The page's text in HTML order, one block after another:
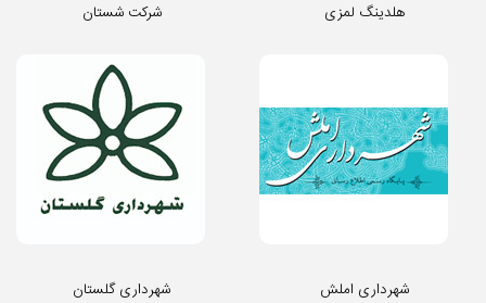
شرکت شستان هلدینگ لمزی
شهرداری گلستان شهرداری املش